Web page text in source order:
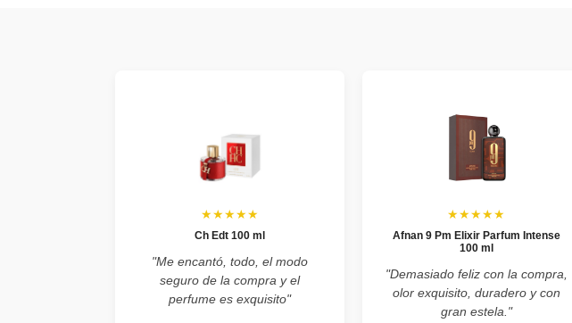
★★★★★
Ch Edt 100 ml
"Me encantó, todo, el modo
seguro de la compra y el
perfume es exquisito"
★★★★★
Afnan 9 Pm Elixir Parfum Intense
100 ml
"Demasiado feliz con la compra,
olor exquisito, duradero y con
gran estela."